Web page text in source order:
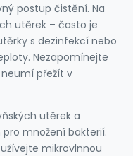
postup čistění. Na
utěrek – často je
s dezinfekcí nebo
Nezapomínejte
přežít v
utěrek a
množení bakterií.
mikrovlnnou